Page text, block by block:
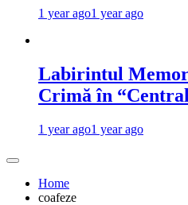
1 year ago1 year ago
Labirintul
Crimă în
1 year ago1 year ago
Home
coafeze